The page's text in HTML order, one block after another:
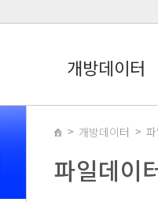
개방데이터
개방데이터
파일데이